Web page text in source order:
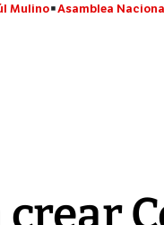
Mulino Asamblea
crear